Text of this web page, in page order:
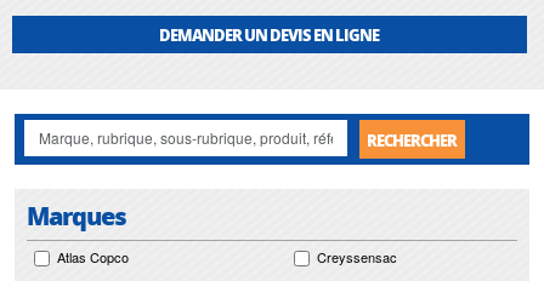
met également à votre disposition son service de
maintenance decompresseurs d'air.
contraintes sont un gage d'efficacité, et garantissent l'absence de perturbation
de vos installations decompresseurs d'air.
DEMANDER UN DEVIS EN LIGNE
RECHERCHER
Marques
Atlas Copco Creyssensac